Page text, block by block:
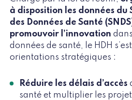
à disposition les données du
des Données de Santé
promouvoir l’innovation
données de santé, le HDH
orientations stratégiques :
Réduire les délais d’accès
santé et multiplier les